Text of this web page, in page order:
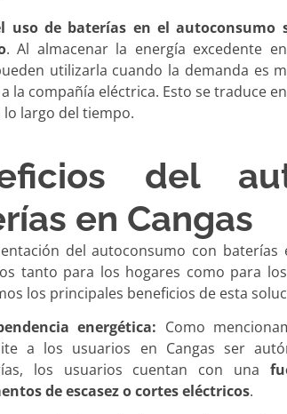
uso de baterías en el
. Al almacenar la energía excedente
utilizarla cuando la demanda es
la compañía eléctrica. Esto se traduce
lo largo del tiempo.
del
en Cangas
del autoconsumo con
tanto para los hogares como para
los principales beneficios de esta
energética: Como
a los usuarios en Cangas ser
los usuarios cuentan con una
de escasez o cortes eléctricos.